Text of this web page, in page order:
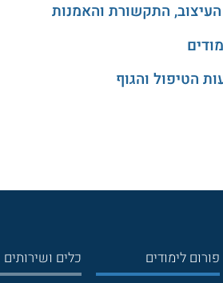
התקשורת והאמנות
הטיפול והגוף
פורום לימודים כלים ושירותים